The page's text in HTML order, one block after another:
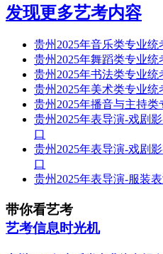
发现更多艺考内容
贵州2025年音乐类专业统
贵州2025年舞蹈类专业统
贵州2025年书法类专业统
贵州2025年美术类专业统
贵州2025年播音与主持类
贵州2025年表导演-戏剧
口
贵州2025年表导演-戏剧
口
贵州2025年表导演-服装
带你看艺考
艺考信息时光机